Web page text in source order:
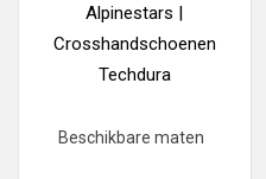
Alpinestars |
Crosshandschoenen
Techdura
Beschikbare maten